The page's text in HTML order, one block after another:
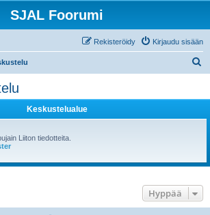
SJAL Foorumi
Kirjaudu sisään
Rekisteröidy
Keskustelualue
Liiton tiedotteita.
Hyppää